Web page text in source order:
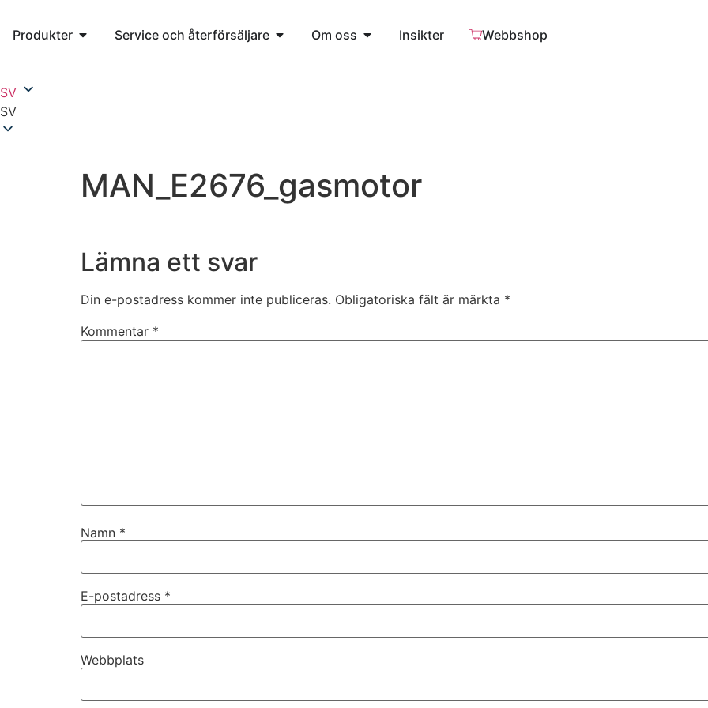
Produkter Service och återförsäljare Om oss Insikter Webbshop
SV
SV
MAN_E2676_gasmotor
Lämna ett svar
Din e-postadress kommer inte publiceras. Obligatoriska fält är märkta *
Kommentar *
Namn *
E-postadress *
Webbplats
Dessa kakor
välja bort. De
att hemsidan